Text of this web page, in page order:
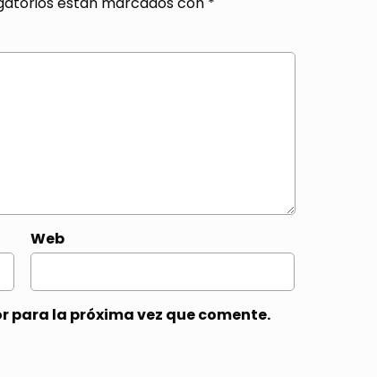
Web
para la próxima vez que comente.